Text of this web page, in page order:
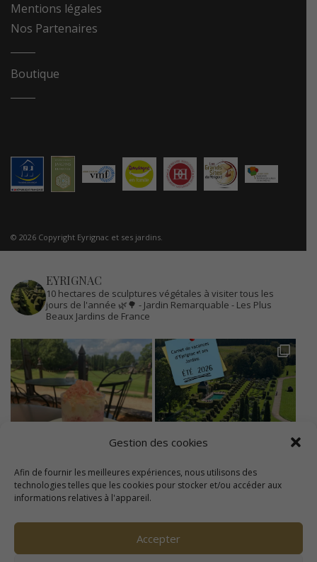
Gestion des cookies
Afin de fournir les meilleures expériences, nous utilisons des
technologies telles que les cookies pour stocker et/ou accéder aux
informations relatives à l'appareil.
Accepter
Mentions légales
Nos Partenaires
Boutique
© 2026 Copyright Eyrignac et ses jardins.
EYRIGNAC
10 hectares de sculptures végétales à visiter tous les
jours de l'année 🌿🌳 - Jardin Remarquable - Les Plus
Beaux Jardins de France